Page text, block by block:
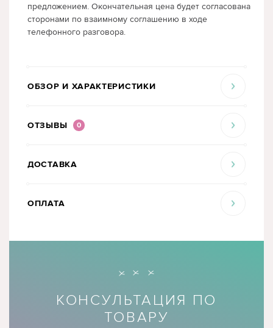
предложением. Окончательная цена будет согласована
сторонами по взаимному соглашению в ходе
телефонного разговора.
ОБЗОР И ХАРАКТЕРИСТИКИ
ОТЗЫВЫ 0
ДОСТАВКА
ОПЛАТА
КОНСУЛЬТАЦИЯ ПО
ТОВАРУ